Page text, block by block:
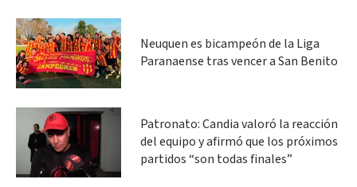
Neuquen es bicampeón de la Liga
Paranaense tras vencer a San Benito
Patronato: Candia valoró la reacción
del equipo y afirmó que los próximos
partidos “son todas finales”